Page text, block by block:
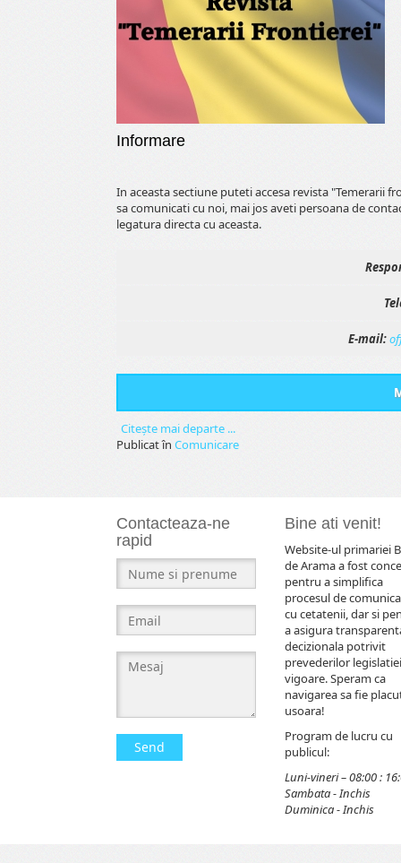
Informare
In aceasta sectiune puteti accesa revista "Temerarii
sa comunicati cu noi, mai jos aveti persoana de
legatura directa cu aceasta.
E-mail:
Citeşte mai departe ...
Publicat în Comunicare
Contacteaza-ne
rapid
Send
Bine ati venit!
Website-ul primariei
de Arama a fost
pentru a simplifica
procesul de
cu cetatenii, dar si
a asigura
decizionala potrivit
prevederilor
vigoare. Speram ca
navigarea sa fie
usoara!
Program de lucru cu
publicul:
Luni-vineri – 08:00 :
Sambata - Inchis
Duminica - Inchis